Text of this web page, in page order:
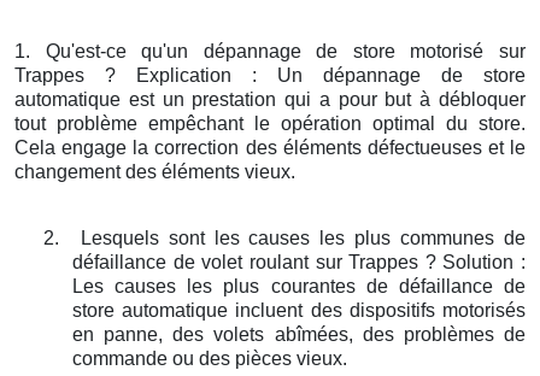
1. Qu'est-ce qu'un dépannage de store motorisé sur
Trappes ? Explication : Un dépannage de store
automatique est un prestation qui a pour but à débloquer
tout problème empêchant le opération optimal du store.
Cela engage la correction des éléments défectueuses et le
changement des éléments vieux.
2.
Lesquels sont les causes les plus communes de
défaillance de volet roulant sur Trappes ? Solution :
Les causes les plus courantes de défaillance de
store automatique incluent des dispositifs motorisés
en panne, des volets abîmées, des problèmes de
commande ou des pièces vieux.